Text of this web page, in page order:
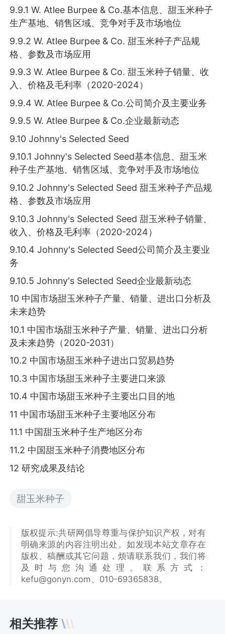
9.9.1 W. Atlee Burpee & Co.基本信息、甜玉米种子
生产基地、销售区域、竞争对手及市场地位
9.9.2 W. Atlee Burpee & Co. 甜玉米种子产品规
格、参数及市场应用
9.9.3 W. Atlee Burpee & Co. 甜玉米种子销量、收
入、价格及毛利率（2020-2024）
9.9.4 W. Atlee Burpee & Co.公司简介及主要业务
9.9.5 W. Atlee Burpee & Co.企业最新动态
9.10 Johnny's Selected Seed
9.10.1 Johnny's Selected Seed基本信息、甜玉米
种子生产基地、销售区域、竞争对手及市场地位
9.10.2 Johnny's Selected Seed 甜玉米种子产品规
格、参数及市场应用
9.10.3 Johnny's Selected Seed 甜玉米种子销量、
收入、价格及毛利率（2020-2024）
9.10.4 Johnny's Selected Seed公司简介及主要业
务
9.10.5 Johnny's Selected Seed企业最新动态
10 中国市场甜玉米种子产量、销量、进出口分析及
未来趋势
10.1 中国市场甜玉米种子产量、销量、进出口分析
及未来趋势（2020-2031）
10.2 中国市场甜玉米种子进出口贸易趋势
10.3 中国市场甜玉米种子主要进口来源
10.4 中国市场甜玉米种子主要出口目的地
11 中国市场甜玉米种子主要地区分布
11.1 中国甜玉米种子生产地区分布
11.2 中国甜玉米种子消费地区分布
12 研究成果及结论
甜玉米种子
版权提示:共研网倡导尊重与保护知识产权，对有
明确来源的内容注明出处。如发现本站文章存在
版权、稿酬或其它问题，烦请联系我们，我们将
及时与您沟通处理。联系方式：
kefu@gonyn.com、010-69365838。
相关推荐